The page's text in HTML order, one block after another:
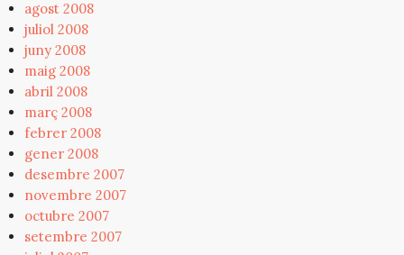
agost 2008
juliol 2008
juny 2008
maig 2008
abril 2008
març 2008
febrer 2008
gener 2008
desembre 2007
novembre 2007
octubre 2007
setembre 2007